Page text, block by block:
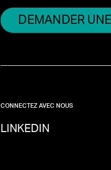
DEMANDER
CONNECTEZ AVEC NOUS
LINKEDIN